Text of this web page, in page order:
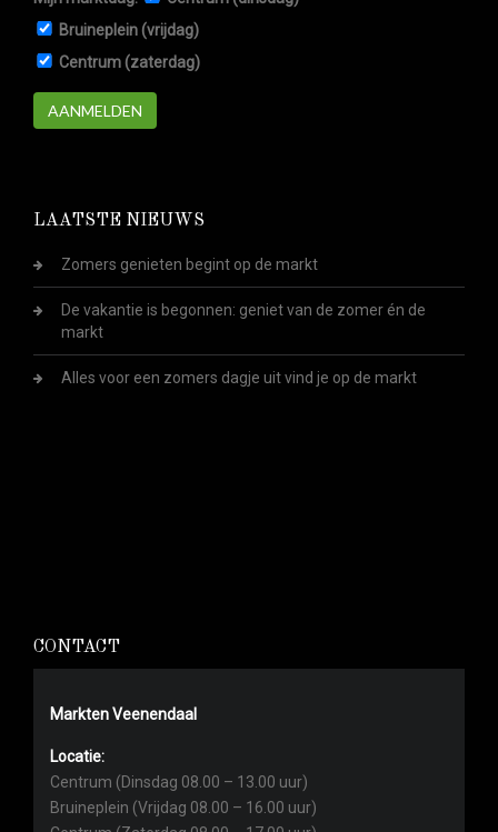
Bruineplein (vrijdag)
Centrum (zaterdag)
AANMELDEN
LAATSTE NIEUWS
Zomers genieten begint op de markt
De vakantie is begonnen: geniet van de zomer én de
markt
Alles voor een zomers dagje uit vind je op de markt
CONTACT
Markten Veenendaal
Locatie:
Centrum (Dinsdag 08.00 – 13.00 uur)
Bruineplein (Vrijdag 08.00 – 16.00 uur)